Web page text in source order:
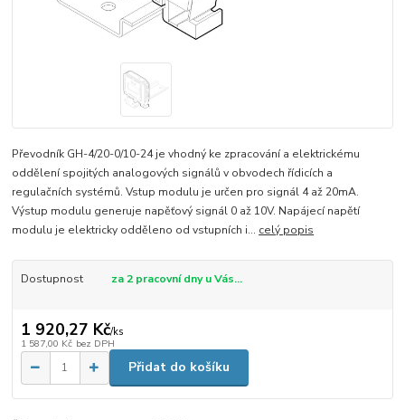
Převodník GH-4/20-0/10-24 je vhodný ke zpracování a elektrickému
oddělení spojitých analogových signálů v obvodech řídicích a
regulačních systémů. Vstup modulu je určen pro signál 4 až 20mA.
Výstup modulu generuje napěťový signál 0 až 10V. Napájecí napětí
modulu je elektricky odděleno od vstupních i... celý popis
Dostupnost za 2 pracovní dny u Vás...
1 920,27 Kč/ks
1 587,00 Kč bez DPH
Přidat do košíku